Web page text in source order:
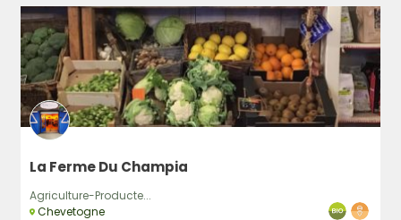
La Ferme Du Champia
Agriculture-Producte...
Chevetogne